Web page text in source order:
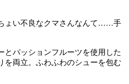
ょい不良なクマさんなんて……手
とパッションフルーツを使用した
を両立。ふわふわのシューを包む